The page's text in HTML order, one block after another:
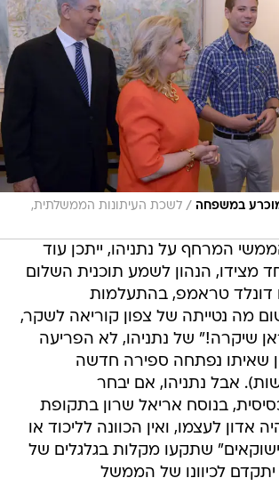
במשפחה / לשכת העיתונות הממשלתית,
המרחף על נתניהו, ייתכן עוד
מצידו, הנהון לשמע תוכנית השלום
דונלד טראמפ, בהתעלמות
מה נטייתה של צפון קוריאה לשקר,
שיקרה!" של נתניהו, לא הפריעה
שאיתו נפתחה ספירה חדשה
אבל נתניהו, אם יבחר
בנוסח אריאל שרון בתקופת
אדון לעצמו, ואין הכוונה לליכוד או
שתקעו מקלות בגלגלים של
לכיוונו של הממשל